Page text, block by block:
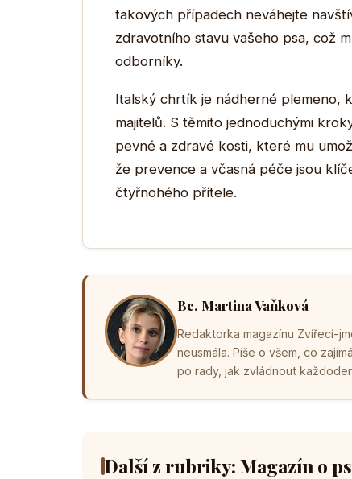
takových případech neváhejte
zdravotního stavu vašeho psa, což
odborníky.
Italský chrtík je nádherné plemeno,
majitelů. S těmito jednoduchými
pevné a zdravé kosti, které mu
že prevence a včasná péče jsou
čtyřnohého přítele.
Bc. Martina Vaňková
Redaktorka magazínu Zvířecí-
neusmála. Píše o všem, co
po rady, jak zvládnout
Další z rubriky: Magazín o